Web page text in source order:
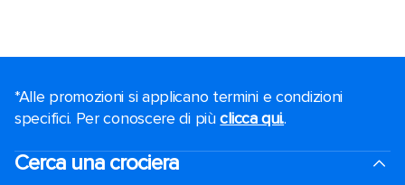
*Alle promozioni si applicano termini e condizioni
specifici. Per conoscere di piùclicca qui..
Cerca una crociera